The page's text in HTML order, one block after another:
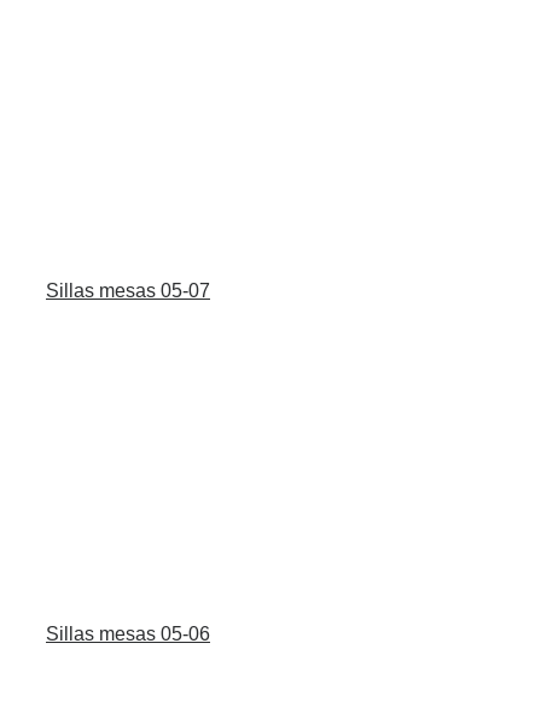
Sillas mesas 05-07
Sillas mesas 05-06